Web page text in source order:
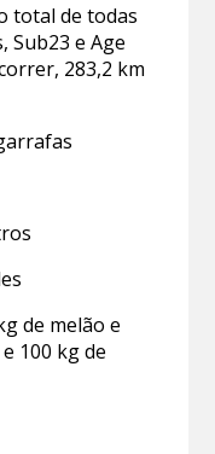
total de todas
Sub23 e Age
283,2 km
de melão e
100 kg de